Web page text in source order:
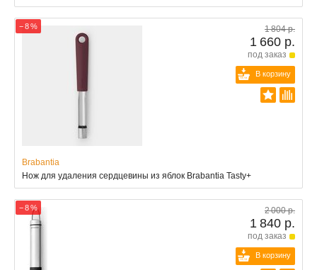
− 8 % 1 804 р.
1 660 р.
под заказ
В корзину
Brabantia
Нож для удаления сердцевины из яблок Brabantia Tasty+
− 8 % 2 000 р.
1 840 р.
под заказ
В корзину